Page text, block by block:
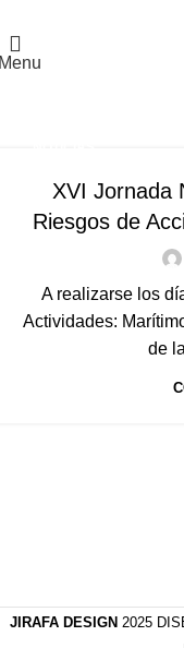
XVI Jornada
Riesgos de
A realizarse los
Actividades:
de
JIRAFA DESIGN 2025